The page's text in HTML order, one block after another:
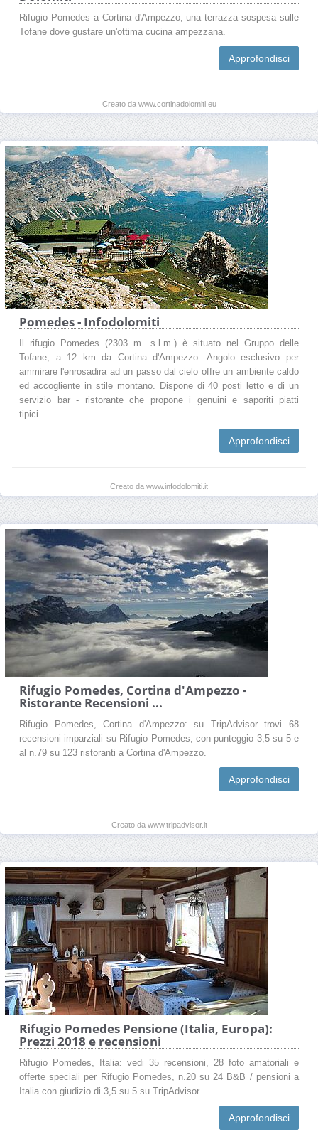
Rifugio Pomedes a Cortina d'Ampezzo, una terrazza sospesa sulle
Tofane dove gustare un'ottima cucina ampezzana.
Approfondisci
Creato da www.cortinadolomiti.eu
Pomedes - Infodolomiti
Il rifugio Pomedes (2303 m. s.l.m.) è situato nel Gruppo delle
Tofane, a 12 km da Cortina d'Ampezzo. Angolo esclusivo per
ammirare l'enrosadira ad un passo dal cielo offre un ambiente caldo
ed accogliente in stile montano. Dispone di 40 posti letto e di un
servizio bar - ristorante che propone i genuini e saporiti piatti
tipici ...
Approfondisci
Creato da www.infodolomiti.it
Rifugio Pomedes, Cortina d'Ampezzo -
Ristorante Recensioni ...
Rifugio Pomedes, Cortina d'Ampezzo: su TripAdvisor trovi 68
recensioni imparziali su Rifugio Pomedes, con punteggio 3,5 su 5 e
al n.79 su 123 ristoranti a Cortina d'Ampezzo.
Approfondisci
Creato da www.tripadvisor.it
Rifugio Pomedes Pensione (Italia, Europa):
Prezzi 2018 e recensioni
Rifugio Pomedes, Italia: vedi 35 recensioni, 28 foto amatoriali e
offerte speciali per Rifugio Pomedes, n.20 su 24 B&B / pensioni a
Italia con giudizio di 3,5 su 5 su TripAdvisor.
Approfondisci